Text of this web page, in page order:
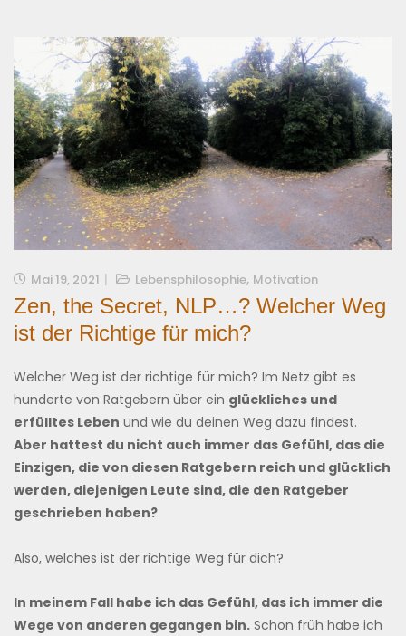
Mai 19, 2021 Lebensphilosophie, Motivation
Zen, the Secret, NLP…? Welcher Weg
ist der Richtige für mich?
Welcher Weg ist der richtige für mich? Im Netz gibt es
hunderte von Ratgebern über ein glückliches und
erfülltes Leben und wie du deinen Weg dazu findest.
Aber hattest du nicht auch immer das Gefühl, das die
Einzigen, die von diesen Ratgebern reich und glücklich
werden, diejenigen Leute sind, die den Ratgeber
geschrieben haben?
Also, welches ist der richtige Weg für dich?
In meinem Fall habe ich das Gefühl, das ich immer die
Wege von anderen gegangen bin. Schon früh habe ich